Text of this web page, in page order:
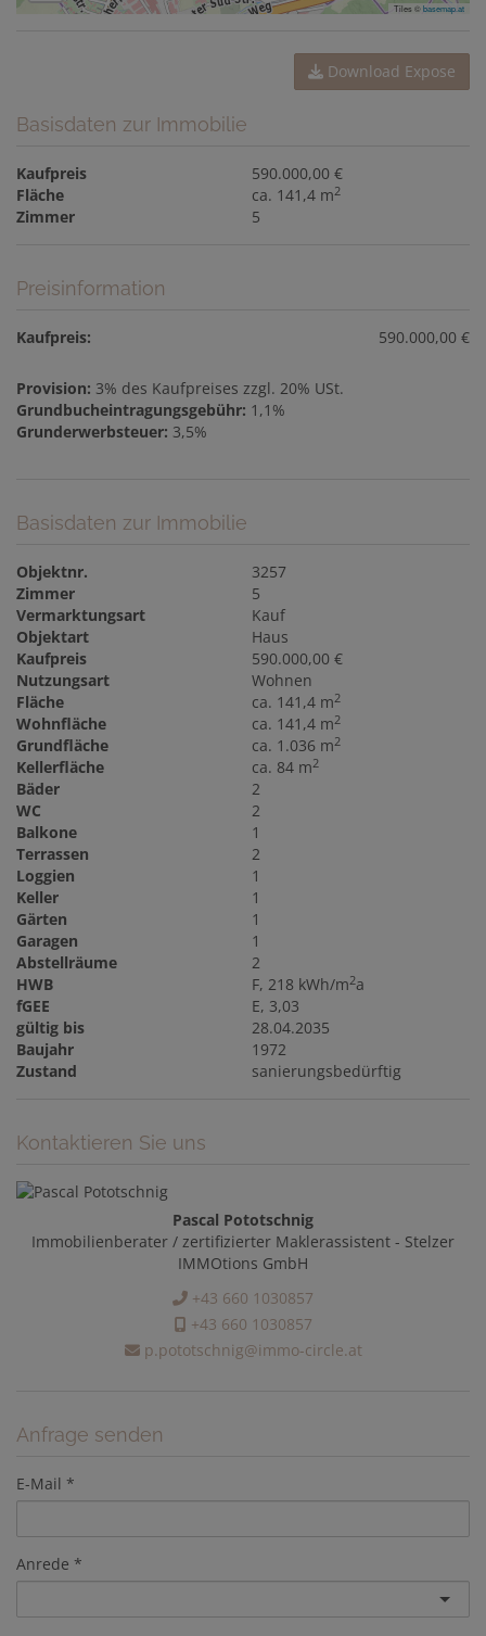
Tiles ©basemap.at
Download Expose
Basisdaten zur Immobilie
Kaufpreis
590.000,00 €
Fläche
ca. 141,4 m2
Zimmer 5
Preisinformation
Kaufpreis: 590.000,00 €
Provision: 3% des Kaufpreises zzgl. 20% USt.
Grundbucheintragungsgebühr: 1,1%
Grunderwerbsteuer: 3,5%
Basisdaten zur Immobilie
Objektnr.
3257
Zimmer
5
Vermarktungsart
Kauf
Objektart
Haus
Kaufpreis
590.000,00 €
Nutzungsart
Wohnen
Fläche
ca. 141,4 m2
Wohnfläche ca. 141,4 m2
Grundfläche ca. 1.036 m2
Kellerfläche ca. 84 m2
Bäder
2
WC
2
Balkone
1
Terrassen
2
Loggien
1
Keller
1
Gärten
1
Garagen
1
Abstellräume
2
HWB
F, 218 kWh/m2a
fGEE
E, 3,03
gültig bis
28.04.2035
Baujahr
1972
Zustand
sanierungsbedürftig
Kontaktieren Sie uns
Pascal Pototschnig
Immobilienberater / zertifizierter Maklerassistent - Stelzer
IMMOtions GmbH
+43 660 1030857
+43 660 1030857
p.pototschnig@immo-circle.at
Anfrage senden
E-Mail
Anrede